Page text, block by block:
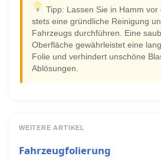
Tipp: Lassen Sie in Hamm vor
stets eine gründliche Reinigung
Fahrzeugs durchführen. Eine
Oberfläche gewährleistet eine
Folie und verhindert unschöne
Ablösungen.
WEITERE ARTIKEL
Fahrzeugfolierung